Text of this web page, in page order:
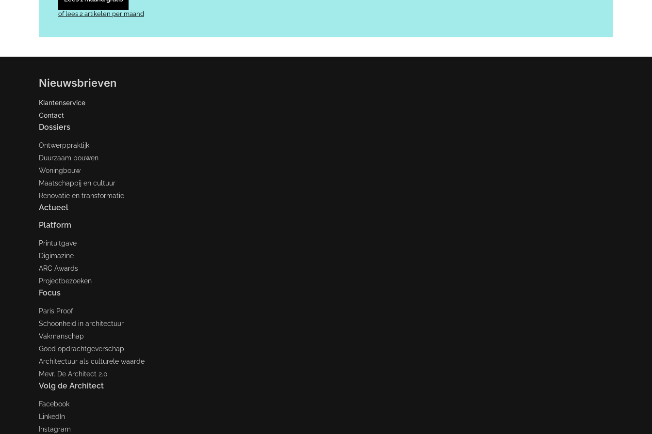
of lees 2 artikelen per maand
Nieuwsbrieven
Klantenservice
Contact
Dossiers
Ontwerppraktijk
Duurzaam bouwen
Woningbouw
Maatschappij en cultuur
Renovatie en transformatie
Actueel
Platform
Printuitgave
Digimazine
ARC Awards
Projectbezoeken
Focus
Paris Proof
Schoonheid in architectuur
Vakmanschap
Goed opdrachtgeverschap
Architectuur als culturele waarde
Mevr. De Architect 2.0
Volg de Architect
Facebook
LinkedIn
Instagram